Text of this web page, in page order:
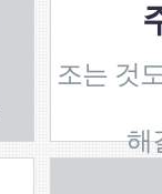
조는 것
해